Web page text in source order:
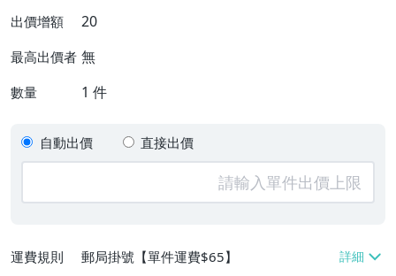
出價增額 20
最高出價者 無
數量 1 件
自動出價 直接出價
運費規則
郵局掛號【單件運費$65】